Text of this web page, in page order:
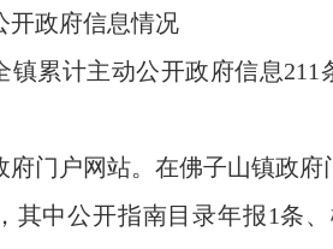
开政府信息情况
镇累计主动公开政府信息211
府门户网站。在佛子山镇政
其中公开指南目录年报1条